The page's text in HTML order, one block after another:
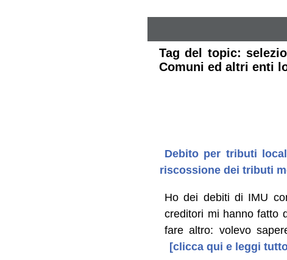
Tag del topic:
Comuni ed altri enti
Debito per tributi
riscossione dei tributi
Ho dei debiti di IMU
creditori mi hanno fatto
fare altro: volevo
[clicca qui e leggi